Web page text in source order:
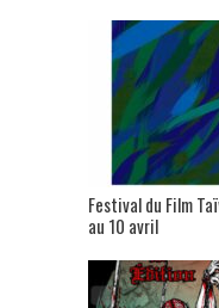
Festival du Film
au 10 avril